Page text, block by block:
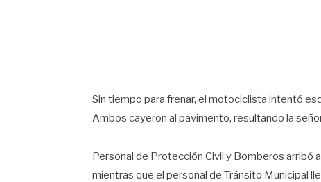
Sin tiempo para frenar, el motociclista intentó
Ambos cayeron al pavimento, resultando la
Personal de Protección Civil y Bomberos arribó
mientras que el personal de Tránsito Municipal